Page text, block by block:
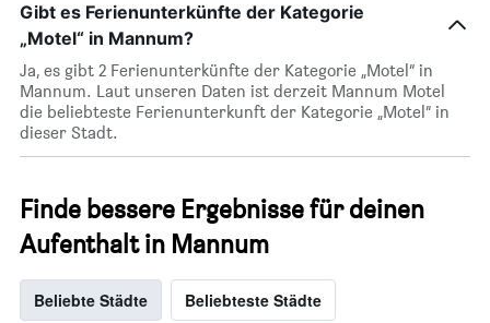
Gibt es Ferienunterkünfte der Kategorie
„Motel“ in Mannum?
Ja, es gibt 2 Ferienunterkünfte der Kategorie „Motel“ in
Mannum. Laut unseren Daten ist derzeit Mannum Motel
die beliebteste Ferienunterkunft der Kategorie „Motel“ in
dieser Stadt.
Finde bessere Ergebnisse für deinen
Aufenthalt in Mannum
Beliebte Städte Beliebteste Städte